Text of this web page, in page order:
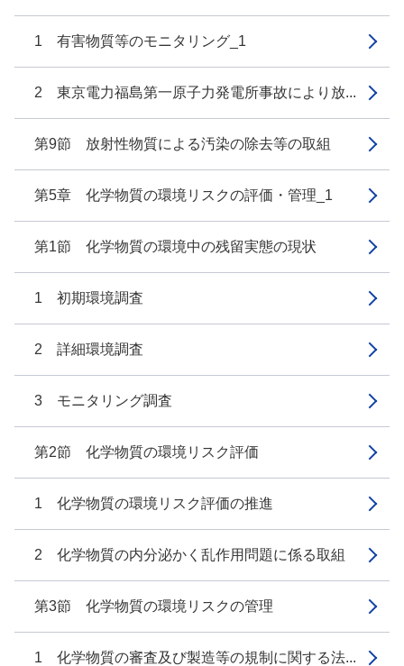
1 有害物質等のモニタリング_1
2 東京電力福島第一原子力発電所事故により放...
第9節 放射性物質による汚染の除去等の取組
第5章 化学物質の環境リスクの評価・管理_1
第1節 化学物質の環境中の残留実態の現状
1 初期環境調査
2 詳細環境調査
3 モニタリング調査
第2節 化学物質の環境リスク評価
1 化学物質の環境リスク評価の推進
2 化学物質の内分泌かく乱作用問題に係る取組
第3節 化学物質の環境リスクの管理
1 化学物質の審査及び製造等の規制に関する法...